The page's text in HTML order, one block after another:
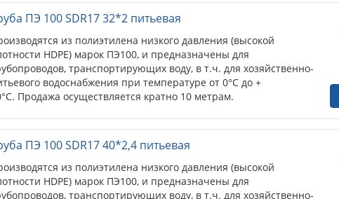
ПЭ 100 SDR17 32*2 питьевая
из полиэтилена низкого давления (высокой
HDPE) марок ПЭ100, и предназначены для
транспортирующих воду, в т.ч. для хозяйственно-
водоснабжения при температуре от 0°С до +
Продажа осуществляется кратно 10 метрам.
ПЭ 100 SDR17 40*2,4 питьевая
из полиэтилена низкого давления (высокой
HDPE) марок ПЭ100, и предназначены для
транспортирующих воду, в т.ч. для хозяйственно-